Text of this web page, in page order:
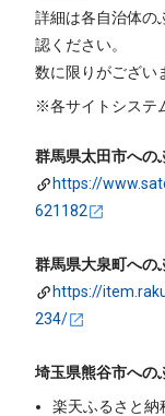
詳細は各自治体の
認ください。
数に限りがござい
※各サイトシステ
群馬県太田市への
https://
621182
群馬県大泉町への
https://
234/
埼玉県熊谷市への
楽天ふるさと納